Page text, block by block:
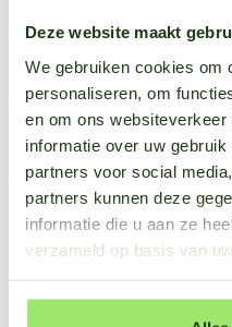
Deze website maakt
We gebruiken cookies om
personaliseren, om
en om ons
informatie over uw
partners voor social
partners kunnen deze
informatie die u aan ze
verzameld op basis van